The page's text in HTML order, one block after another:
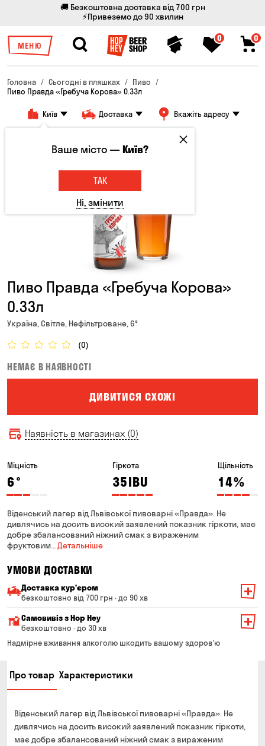
🚚 Безкоштовна доставка від 700 грн
⚡Привеземо до 90 хвилин
МЕНЮ
0 0
Головна Сьогодні в пляшках
Пиво
Пиво Правда «Гребуча Корова» 0.33л
Київ Доставка Вкажіть адресу
Пиво Правда «Гребуча Корова»
0.33л
Україна, Світле, Нефільтроване, 6°
(0)
НЕМАЄ В НАЯВНОСТІ
ДИВИТИСЯ СХОЖІ
Наявність в магазинах (0)
Міцність
6°
Гіркота
35IBU
Щільність
14%
Віденський лагер від Львівської пивоварні «Правда». Не
дивлячись на досить високий заявлений показник гіркоти, має
добре збалансований ніжний смак з вираженим
фруктовим… Детальніше
УМОВИ ДОСТАВКИ
Доставка курʼєром
безкоштовно від 700 грн · до 90 хв
Мінімальна сума всього замовлення — 200 грн
Вартість доставки залежить від суми всього замовлення:
Від 200 до 299 грн
Від 400 до 699 грн
Від 700 грн безкоштовно
Термін доставки — до 90 хвилин
*на час доставки можуть впливати повітряні тривоги
Самовивіз з Hop Hey
безкоштовно · до 30 хв
Мінімальна сума всього замовлення — 250 грн
Можете без черги забрати з магазину в зручний для
Вас час
готівкою в магазині
банківською картою на сайті та в магазині
Надмірне вживання алкоголю шкодить вашому здоров'ю
Про товар Характеристики
Віденський лагер від Львівської пивоварні «Правда». Не
дивлячись на досить високий заявлений показник гіркоти,
має добре збалансований ніжний смак з вираженим
Ваше місто —Київ?
ТАК
Ні, змінити